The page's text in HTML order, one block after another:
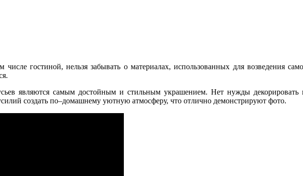
гостиной, нельзя забывать о материалах, использованных для возведения
являются самым достойным и стильным украшением. Нет нужды
создать по–домашнему уютную атмосферу, что отлично демонстрируют фото.